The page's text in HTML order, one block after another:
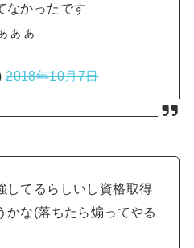
なかったです
ぁぁ
2018年10月7日
してるらしいし資格取得
かな(落ちたら煽ってやる